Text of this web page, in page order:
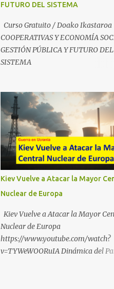
manipulaciones: BABESTUren
nerabeak abusu eta
babesteko zerbait egin nahi
ideiak partekatu nahi badituzu:
https://t.me/babestu_proteger
6k0LKZJWzQyoE1T SÍGUENOS EN
YOUTUBE:
https://www.youtube.com/
sub_confirmation=1
FUTURO DEL SISTEMA
Curso Gratuito / Doako Ikastaroa
COOPERATIVAS Y ECONOMÍA
GESTIÓN PÚBLICA Y FUTURO DEL
SISTEMA
usp=sharing
Kiev Vuelve a Atacar la Mayor
Nuclear de Europa
Kiev Vuelve a Atacar la Mayor
Nuclear de Europa
https://www.youtube.com/watch?
v=TYWeWOORuIA Dinámica del